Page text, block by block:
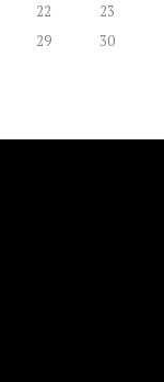
22
23
29
30